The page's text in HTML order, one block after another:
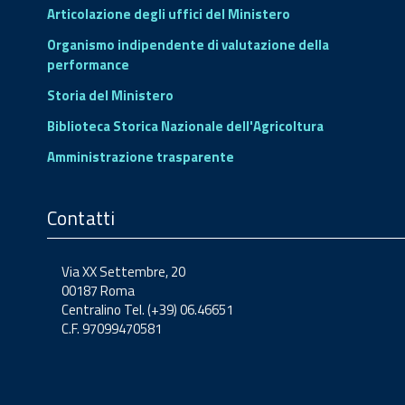
Articolazione degli uffici del Ministero
Organismo indipendente di valutazione della
performance
Storia del Ministero
Biblioteca Storica Nazionale dell'Agricoltura
Amministrazione trasparente
Contatti
Via XX Settembre, 20
00187 Roma
Centralino Tel. (+39) 06.46651
C.F. 97099470581